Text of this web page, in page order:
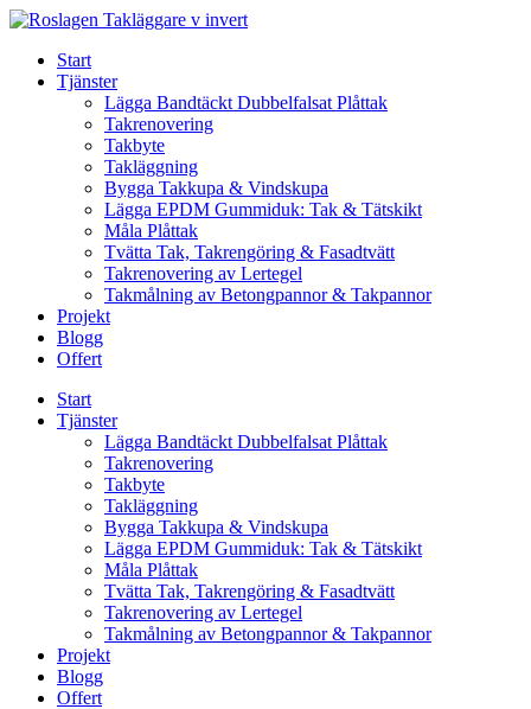
Skip
contentStart
Tjänster
Lägga Bandtäckt Dubbelfalsat Plåttak
Takrenovering
Takbyte
Takläggning
Bygga Takkupa & Vindskupa
Lägga EPDM Gummiduk: Tak & Tätskikt
Måla Plåttak
Tvätta Tak, Takrengöring & Fasadtvätt
Takrenovering av Lertegel
Takmålning av Betongpannor & Takpannor
Projekt
Blogg
Offert
Start
Tjänster
Lägga Bandtäckt Dubbelfalsat Plåttak
Takrenovering
Takbyte
Takläggning
Bygga Takkupa & Vindskupa
Lägga EPDM Gummiduk: Tak & Tätskikt
Måla Plåttak
Tvätta Tak, Takrengöring & Fasadtvätt
Takrenovering av Lertegel
Takmålning av Betongpannor & Takpannor
Projekt
Blogg
Offert